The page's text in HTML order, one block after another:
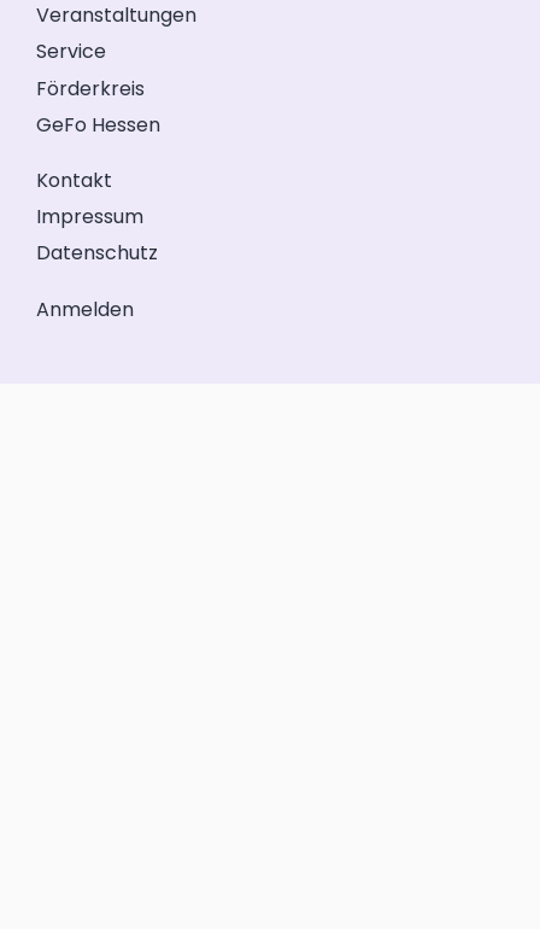
Veranstaltungen
Service
Förderkreis
GeFo Hessen
Kontakt
Impressum
Datenschutz
Anmelden